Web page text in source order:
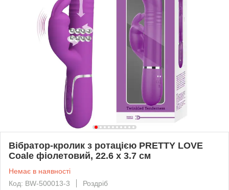
Вібратор-кролик з ротацією PRETTY LOVE
Coale фіолетовий, 22.6 х 3.7 см
Немає в наявності
Код: BW-500013-3
Роздріб